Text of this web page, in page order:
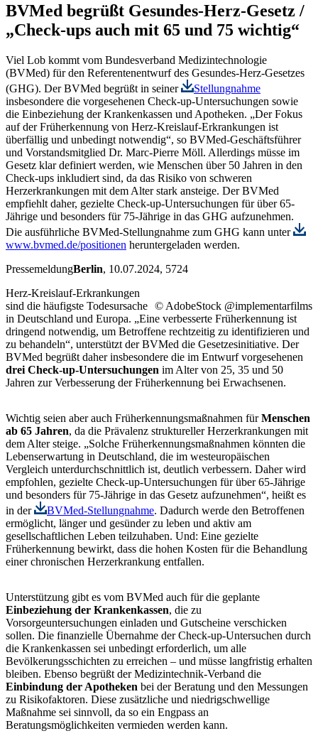
BVMed begrüßt Gesundes-Herz-Gesetz /
„Check-ups auch mit 65 und 75 wichtig“
Viel Lob kommt vom Bundesverband Medizintechnologie
(BVMed) für den Referentenentwurf des Gesundes-Herz-Gesetzes
(GHG). Der BVMed begrüßt in seiner
Stellungnahme
insbesondere die vorgesehenen Check-up-Untersuchungen sowie
die Einbeziehung der Krankenkassen und Apotheken. „Der Fokus
auf der Früherkennung von Herz-Kreislauf-Erkrankungen ist
überfällig und unbedingt notwendig“, so BVMed-Geschäftsführer
und Vorstandsmitglied Dr. Marc-Pierre Möll. Allerdings müsse im
Gesetz klar definiert werden, wie Menschen über 50 Jahren in den
Check-ups inkludiert sind, da das Risiko von schweren
Herzerkrankungen mit dem Alter stark ansteige. Der BVMed
empfiehlt daher, gezielte Check-up-Untersuchungen für über 65-
Jährige und besonders für 75-Jährige in das GHG aufzunehmen.
Die ausführliche BVMed-Stellungnahme zum GHG kann unter
www.bvmed.de/positionen heruntergeladen werden.
PressemeldungBerlin, 10.07.2024, 5724
© AdobeStock @implementarfilms
Herz-Kreislauf-Erkrankungen
sind die häufigste Todesursache
in Deutschland und Europa. „Eine verbesserte Früherkennung ist
dringend notwendig, um Betroffene rechtzeitig zu identifizieren und
zu behandeln“, unterstützt der BVMed die Gesetzesinitiative. Der
BVMed begrüßt daher insbesondere die im Entwurf vorgesehenen
drei Check-up-Untersuchungen im Alter von 25, 35 und 50
Jahren zur Verbesserung der Früherkennung bei Erwachsenen.
Wichtig seien aber auch Früherkennungsmaßnahmen fürMenschen
ab 65 Jahren, da die Prävalenz struktureller Herzerkrankungen mit
dem Alter steige. „Solche Früherkennungsmaßnahmen könnten die
Lebenserwartung in Deutschland, die im westeuropäischen
Vergleich unterdurchschnittlich ist, deutlich verbessern. Daher wird
empfohlen, gezielte Check-up-Untersuchungen für über 65-Jährige
und besonders für 75-Jährige in das Gesetz aufzunehmen“, heißt es
in der
BVMed-Stellungnahme. Dadurch werde den Betroffenen
ermöglicht, länger und gesünder zu leben und aktiv am
gesellschaftlichen Leben teilzuhaben. Und: Eine gezielte
Früherkennung bewirkt, dass die hohen Kosten für die Behandlung
einer chronischen Herzerkrankung entfallen.
Unterstützung gibt es vom BVMed auch für die geplante
Einbeziehung der Krankenkassen, die zu
Vorsorgeuntersuchungen einladen und Gutscheine verschicken
sollen. Die finanzielle Übernahme der Check-up-Untersuchen durch
die Krankenkassen sei unbedingt erforderlich, um alle
Bevölkerungsschichten zu erreichen – und müsse langfristig erhalten
bleiben. Ebenso begrüßt der Medizintechnik-Verband die
Einbindung der Apotheken bei der Beratung und den Messungen
zu Risikofaktoren. Diese zusätzliche und niedrigschwellige
Maßnahme sei sinnvoll, da so ein Engpass an
Beratungsmöglichkeiten vermieden werden kann.